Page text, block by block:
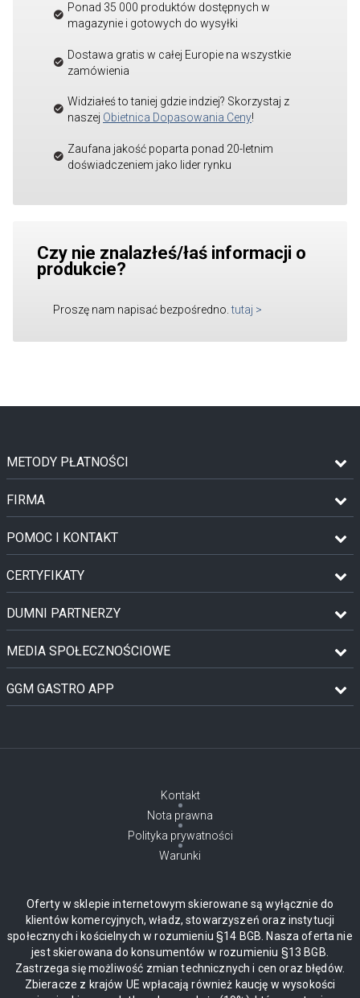
Ponad 35 000 produktów dostępnych w
magazynie i gotowych do wysyłki
Dostawa gratis w całej Europie na wszystkie
zamówienia
Widziałeś to taniej gdzie indziej? Skorzystaj z
naszej Obietnica Dopasowania Ceny!
Zaufana jakość poparta ponad 20-letnim
doświadczeniem jako lider rynku
Czy nie znalazłeś/łaś informacji o
produkcie?
Proszę nam napisać bezpośredno. tutaj >
METODY PŁATNOŚCI
FIRMA
POMOC I KONTAKT
CERTYFIKATY
DUMNI PARTNERZY
MEDIA SPOŁECZNOŚCIOWE
GGM GASTRO APP
Kontakt
Nota prawna
Polityka prywatności
Warunki
Oferty w sklepie internetowym skierowane są wyłącznie do
klientów komercyjnych, władz, stowarzyszeń oraz instytucji
społecznych i kościelnych w rozumieniu §14 BGB. Nasza oferta nie
jest skierowana do konsumentów w rozumieniu §13 BGB.
Zastrzega się możliwość zmian technicznych i cen oraz błędów.
Zbieracze z krajów UE wpłacają również kaucję w wysokości